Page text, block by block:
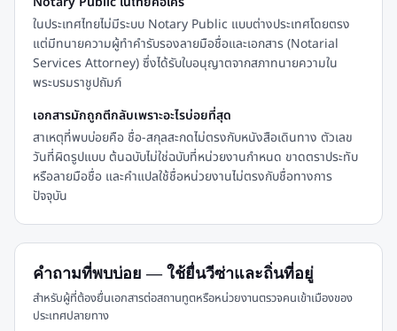
ในประเทศไทยไม่มีระบบ Notary Public แบบต่างประเทศโดยตรง
แต่มีทนายความผู้ทำคำรับรองลายมือชื่อและเอกสาร (Notarial
Services Attorney) ซึ่งได้รับใบอนุญาตจากสภาทนายความใน
พระบรมราชูปถัมภ์
เอกสารมักถูกตีกลับเพราะอะไรบ่อยที่สุด
สาเหตุที่พบบ่อยคือ ชื่อ-สกุลสะกดไม่ตรงกับหนังสือเดินทาง ตัวเลข
วันที่ผิดรูปแบบ ต้นฉบับไม่ใช่ฉบับที่หน่วยงานกำหนด ขาดตราประทับ
หรือลายมือชื่อ และคำแปลใช้ชื่อหน่วยงานไม่ตรงกับชื่อทางการ
ปัจจุบัน
คำถามที่พบบ่อย — ใช้ยื่นวีซ่าและถิ่นที่อยู่
สำหรับผู้ที่ต้องยื่นเอกสารต่อสถานทูตหรือหน่วยงานตรวจคนเข้าเมืองของ
ประเทศปลายทาง